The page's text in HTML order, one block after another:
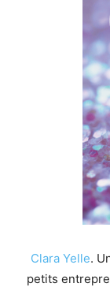
Clara Yelle.
petits